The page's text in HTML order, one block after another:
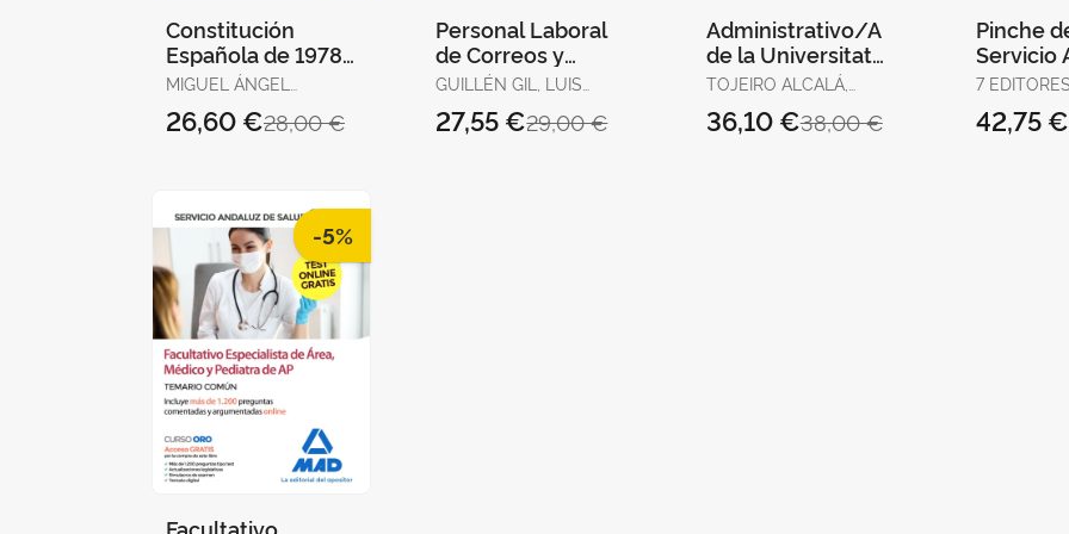
Constitución
Española de 1978
para Oposiciones.
por Artículos, Re
MIGUEL ÁNGEL
28,00 €
26,60 €
Personal Laboral
de Correos y
Telégrafos.
1
GUILLÉN GIL, LUIS
DE CATALUNYA /29,00 €
27,55 €
Administrativo/A
de la Universitat
de València.
Supuestos Prácti
TOJEIRO ALCALÁ,
38,00 €
36,10 €
Pinche
Servicio
de Salud.
7 EDITORES /
JOSÉ
42,75 €
-5%
Facultativo